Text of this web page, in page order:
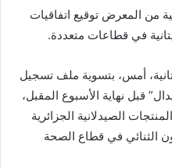
من المعرض توقيع اتفاقيات
في قطاعات متعددة.
أمس، بتسوية ملف تسجيل
قبل نهاية الأسبوع المقبل،
الصيدلانية الجزائرية
الثنائي في قطاع الصحة